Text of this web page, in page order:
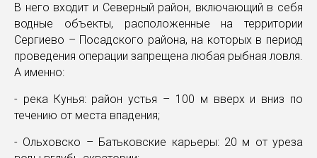
В него входит и Северный район, включающий в себя
водные объекты, расположенные на территории
Сергиево – Посадского района, на которых в период
проведения операции запрещена любая рыбная ловля.
А именно:
- река Кунья: район устья – 100 м вверх и вниз по
течению от места впадения;
- Ольховско – Батьковские карьеры: 20 м от уреза